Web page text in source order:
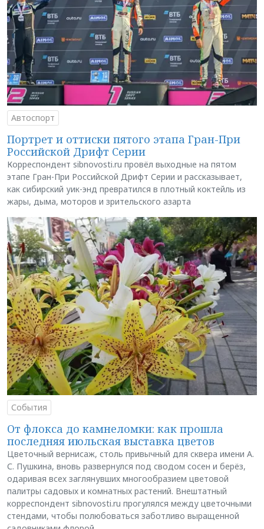
Автоспорт
Портрет и оттиски пятого этапа Гран-При
Российской Дрифт Серии
Корреспондент sibnovosti.ru провёл выходные на пятом
этапе Гран-При Российской Дрифт Серии и рассказывает,
как сибирский уик-энд превратился в плотный коктейль из
жары, дыма, моторов и зрительского азарта
События
От флокса до камнеломки: как прошла
последняя июльская выставка цветов
Цветочный вернисаж, столь привычный для сквера имени А.
С. Пушкина, вновь развернулся под сводом сосен и берёз,
одаривая всех заглянувших многообразием цветовой
палитры садовых и комнатных растений. Внештатный
корреспондент sibnovosti.ru прогулялся между цветочными
стендами, чтобы полюбоваться заботливо выращенной